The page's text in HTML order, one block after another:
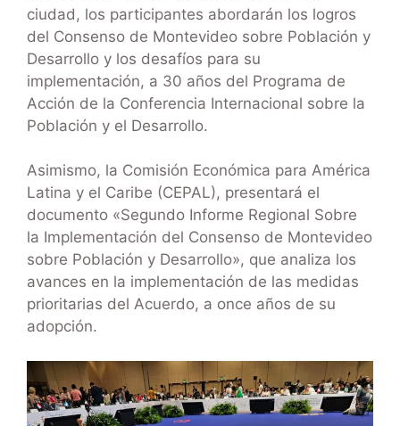
ciudad, los participantes abordarán los logros
del Consenso de Montevideo sobre Población y
Desarrollo y los desafíos para su
implementación, a 30 años del Programa de
Acción de la Conferencia Internacional sobre la
Población y el Desarrollo.
Asimismo, la Comisión Económica para América
Latina y el Caribe (CEPAL), presentará el
documento «Segundo Informe Regional Sobre
la Implementación del Consenso de Montevideo
sobre Población y Desarrollo», que analiza los
avances en la implementación de las medidas
prioritarias del Acuerdo, a once años de su
adopción.